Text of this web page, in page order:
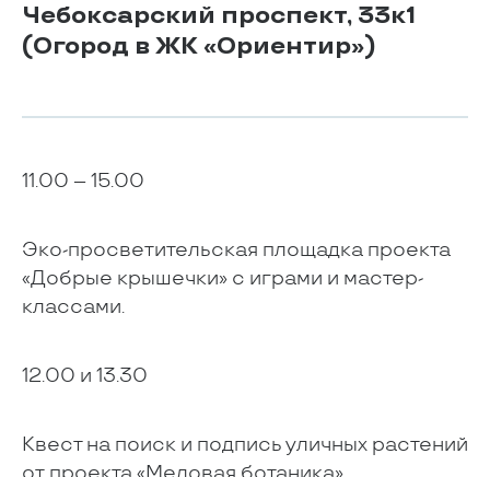
Чебоксарский проспект, 33к1
(Огород в ЖК «Ориентир»)
11.00 – 15.00
Эко-просветительская площадка проекта
«Добрые крышечки» с играми и мастер-
классами.
12.00 и 13.30
Квест на поиск и подпись уличных растений